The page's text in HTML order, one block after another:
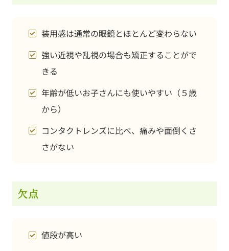
装用感は通常の眼鏡とほとんど変わらない
強い近視や乱視の場合も矯正することがで
きる
年齢が低いお子さんにも使いやすい（５歳
から）
コンタクトレンズに比べ、痛みや面倒くさ
さがない
欠点
値段が高い